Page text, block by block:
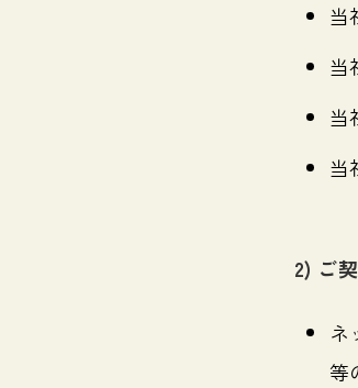
当
当
当
当
2) ご
ネ
等